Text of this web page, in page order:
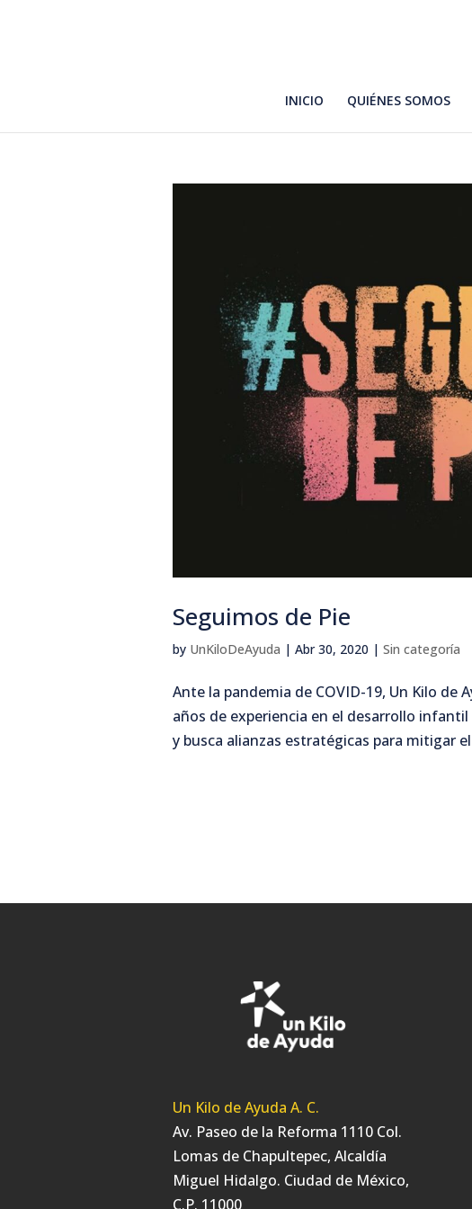
INICIO QUIÉNES SOMOS
Seguimos de Pie
by UnKiloDeAyuda | Abr 30, 2020 | Sin categoría
Ante la pandemia de COVID-19, Un Kilo
años de experiencia en el desarrollo
y busca alianzas estratégicas para mitigar
Un Kilo de Ayuda A. C.
Av. Paseo de la Reforma 1110 Col.
Lomas de Chapultepec, Alcaldía
Miguel Hidalgo. Ciudad de México,
C.P. 11000